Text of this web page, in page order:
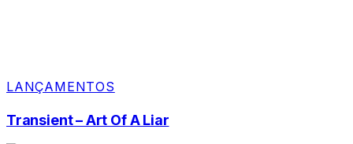
LANÇAMENTOS
Transient – Art Of A Liar